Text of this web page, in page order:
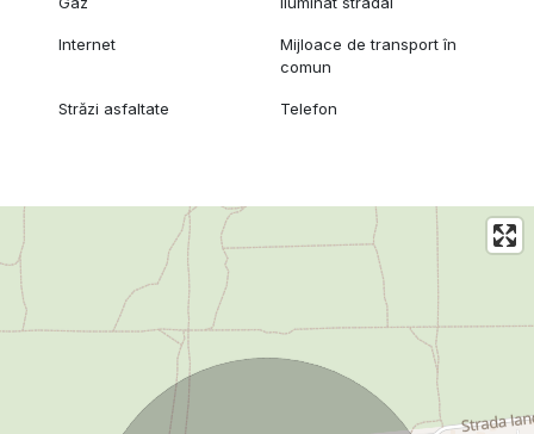
Internet
Mijloace de transport în
comun
Străzi asfaltate Telefon